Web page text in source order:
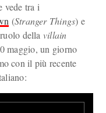
vede tra i
(Stranger Things) e
della villain
maggio, un giorno
con il più recente